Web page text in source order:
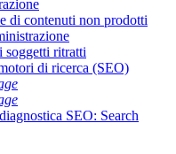
di contenuti non prodotti
soggetti ritratti
di ricerca (SEO)
SEO: Search